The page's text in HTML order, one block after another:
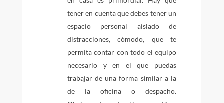
tener en cuenta que debes tener un
espacio personal aislado de
distracciones, cómodo, que te
permita contar con todo el equipo
necesario y en el que puedas
trabajar de una forma similar a la
de la oficina o despacho.